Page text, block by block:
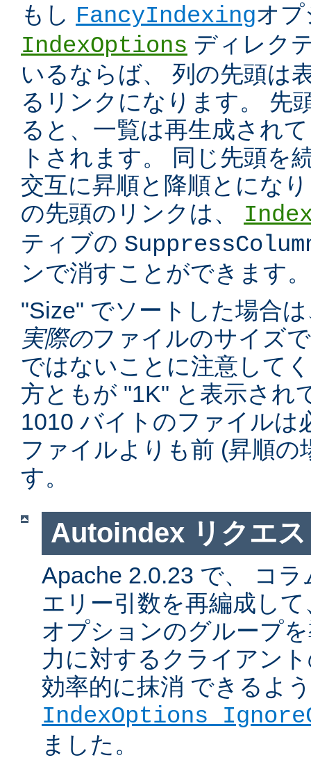
もし FancyIndexingオ
IndexOptions ディレク
いるならば、 列の先頭は
るリンクになります。 先
ると、一覧は再生成され
トされます。 同じ先頭を
交互に昇順と降順とにな
の先頭のリンクは、
ティブの
ンで消すことができます。
"Size" でソートした場合
実際のファイルのサイズ
ではないことに注意して
方ともが "1K" と表示され
1010 バイトのファイルは
ファイルよりも前 (昇順の
す。
Autoindex リクエ
Apache 2.0.23 で、 コ
エリー引数を再編成し
オプションのグループ
力に対するクライアン
効率的に抹消 できるよ
IndexOptions
ました。